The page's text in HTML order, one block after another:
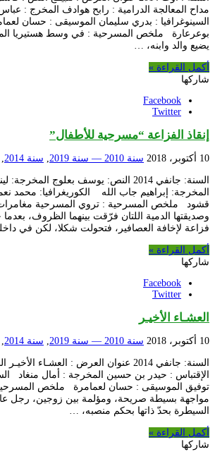
مداح المعالجة الدرامية : رابح هوادف المخرج :
السينوغرافيا : بدري سليمان الموسيقى : حسان
بوعرعارة ملخص المسرحية : في وسط هستيريا
يضيع والد وابنه، …
أكمل القراءة »
شاركها
Facebook
Twitter
إنقاذ الفزاعة “مسرحية للأطفال”
10 أكتوبر، 2018 سنة 2010 — سنة 2019 , سنة 2014 ,
السنة: جانفي 2014 النص: يوسف بعلوج
المخرجة: إبراهيم جاب الله الكوريغرافيا: محمد
قشود ملخص المسرحية : تروي المسرحية مغامرات
وصديقتها الدمية اللتان فرّقت بينهما الظروف،
فزاعة لإخافة العصافير، فتحولت شكلا، لكن في
أكمل القراءة »
شاركها
Facebook
Twitter
العشـاء الأخيـر
10 أكتوبر، 2018 سنة 2010 — سنة 2019 , سنة 2014 ,
السنة: جانفي 2014 عنوان العرض : العشـاء
الإقتباس : حيدر بن حسين المخرجة : أمال منغاد
توفيق الموسيقى : حسان لعمامرة ملخص المسرحية
مواجهة بسيطة صريحة، ومؤلمة بين زوجين، رجل
السيطرة بحدّ ذاتها بحكم منصبه، …
أكمل القراءة »
شاركها